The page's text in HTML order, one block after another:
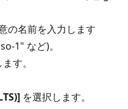
の名前を入力します
1" など)。
す。
を選択します。